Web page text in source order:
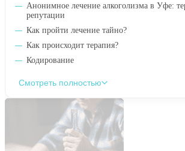
Анонимное лечение алкоголизма в Уфе:
репутации
Как пройти лечение тайно?
Как происходит терапия?
Кодирование
Смотреть полностью